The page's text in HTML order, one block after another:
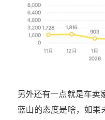
另外还有一点就是车卖
蓝山的态度是啥，如果